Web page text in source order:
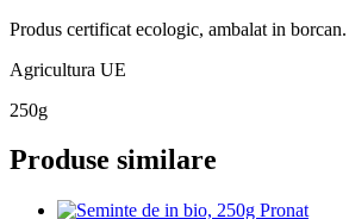
Produs certificat ecologic, ambalat in borcan.
Agricultura UE
250g
Produse similare